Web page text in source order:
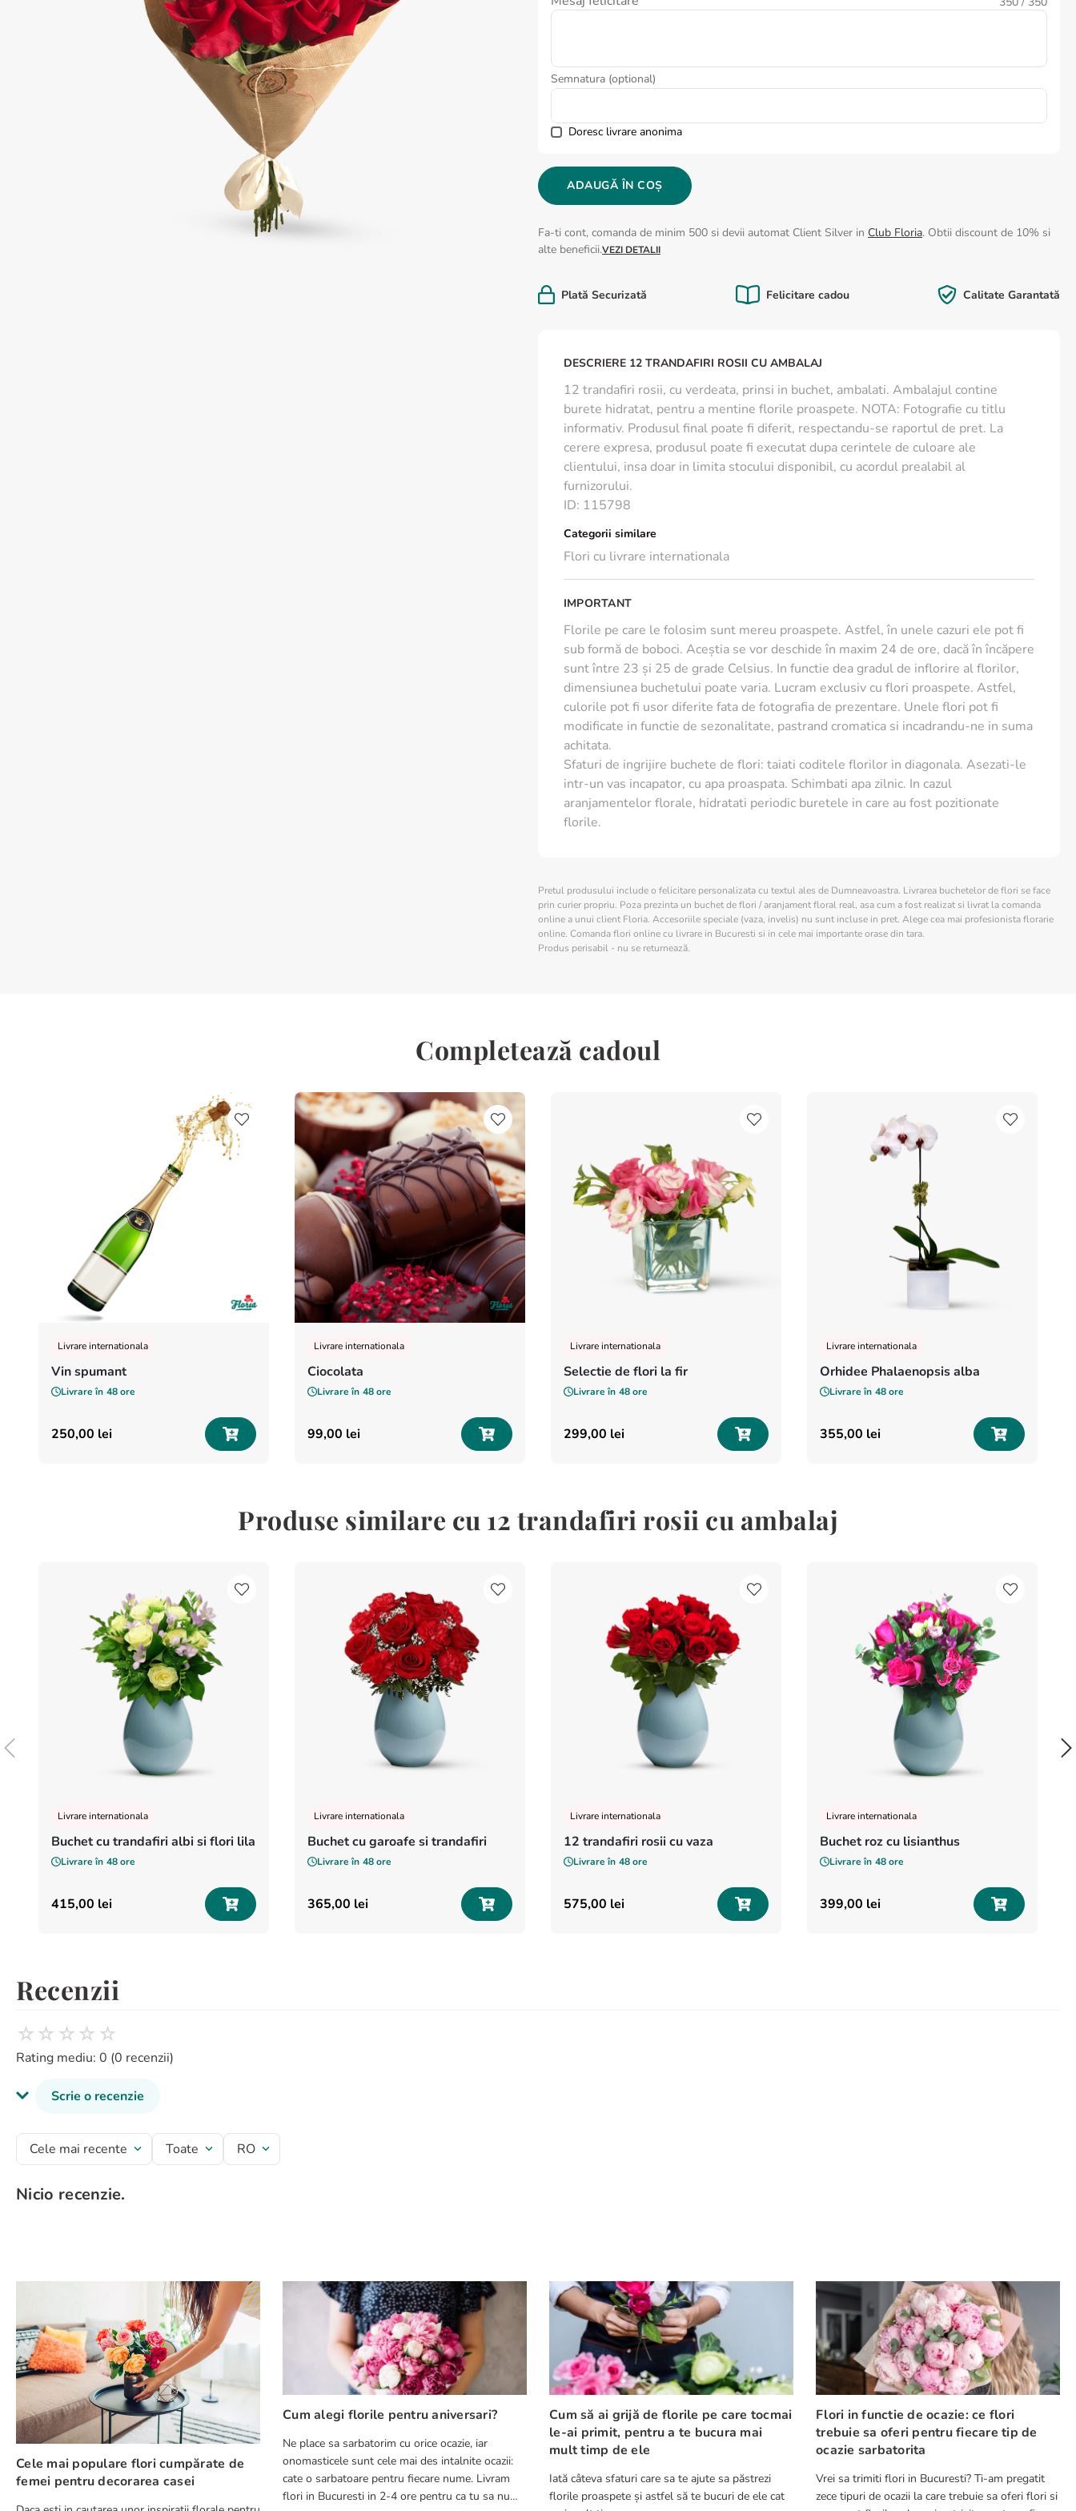
Semnatura (optional)
Doresc livrare anonima
ADAUGĂ ÎN COȘ
Fa-ti cont, comanda de minim 500 si devii automat Client Silver in Club Floria. Obtii discount de 10% si
alte beneficii.VEZI DETALII
Plată Securizată Felicitare cadou Calitate Garantată
DESCRIERE 12 TRANDAFIRI ROSII CU AMBALAJ
12 trandafiri rosii, cu verdeata, prinsi in buchet, ambalati. Ambalajul contine
burete hidratat, pentru a mentine florile proaspete. NOTA: Fotografie cu titlu
informativ. Produsul final poate fi diferit, respectandu-se raportul de pret. La
cerere expresa, produsul poate fi executat dupa cerintele de culoare ale
clientului, insa doar in limita stocului disponibil, cu acordul prealabil al
furnizorului.
ID: 115798
Categorii similare
Flori cu livrare internationala
IMPORTANT
Florile pe care le folosim sunt mereu proaspete. Astfel, în unele cazuri ele pot fi
sub formă de boboci. Aceștia se vor deschide în maxim 24 de ore, dacă în încăpere
sunt între 23 și 25 de grade Celsius. In functie dea gradul de inflorire al florilor,
dimensiunea buchetului poate varia. Lucram exclusiv cu flori proaspete. Astfel,
culorile pot fi usor diferite fata de fotografia de prezentare. Unele flori pot fi
modificate in functie de sezonalitate, pastrand cromatica si incadrandu-ne in suma
achitata.
Sfaturi de ingrijire buchete de flori: taiati coditele florilor in diagonala. Asezati-le
intr-un vas incapator, cu apa proaspata. Schimbati apa zilnic. In cazul
aranjamentelor florale, hidratati periodic buretele in care au fost pozitionate
florile.
Pretul produsului include o felicitare personalizata cu textul ales de Dumneavoastra. Livrarea buchetelor de flori se face
prin curier propriu. Poza prezinta un buchet de flori / aranjament floral real, asa cum a fost realizat si livrat la comanda
online a unui client Floria. Accesoriile speciale (vaza, invelis) nu sunt incluse in pret. Alege cea mai profesionista florarie
online. Comanda flori online cu livrare in Bucuresti si in cele mai importante orase din tara.
Produs perisabil - nu se returnează.
Completează cadoul
Livrare internationala
Vin spumant
Livrare în 48 ore
250,00 lei
Livrare internationala
Ciocolata
Livrare în 48 ore
99,00 lei
Livrare internationala
Selectie de flori la fir
Livrare în 48 ore
299,00 lei
Livrare internationala
Orhidee Phalaenopsis alba
Livrare în 48 ore
355,00 lei
Produse similare cu 12 trandafiri rosii cu ambalaj
Livrare internationala
Buchet cu trandafiri albi si flori lila
Livrare în 48 ore
415,00 lei
Livrare internationala
Buchet cu garoafe si trandafiri
Livrare în 48 ore
365,00 lei
Livrare internationala
12 trandafiri rosii cu vaza
Livrare în 48 ore
575,00 lei
Livrare internationala
Buchet roz cu lisianthus
Livrare în 48 ore
399,00 lei
Recenzii
☆☆ ☆☆ ☆
Rating mediu: 0 (0 recenzii)
Scrie o recenzie
Titlu recenzie
Evaluează produsul cu un rating între 1 și 5 stele
Adresă de e-mail
Scrie o recenzie
Cele mai recente Toate RO
Nicio recenzie.
Cele mai populare flori cumpărate de
femei pentru decorarea casei
Cum alegi florile pentru aniversari?
Ne place sa sarbatorim cu orice ocazie, iar
onomasticele sunt cele mai des intalnite ocazii:
cate o sarbatoare pentru fiecare nume. Livram
flori in Bucuresti in 2-4 ore pentru ca tu sa nu
Cum să ai grijă de florile pe care tocmai
le-ai primit, pentru a te bucura mai
mult timp de ele
Iată câteva sfaturi care sa te ajute sa păstrezi
florile proaspete și astfel să te bucuri de ele cat
Flori in functie de ocazie: ce flori
trebuie sa oferi pentru fiecare tip de
ocazie sarbatorita
Vrei sa trimiti flori in Bucuresti? Ti-am pregatit
zece tipuri de ocazii la care trebuie sa oferi flori si